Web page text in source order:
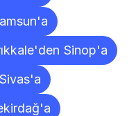
Sinop'a